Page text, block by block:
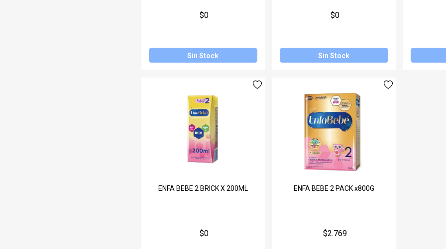
$0
Sin Stock
$0
Sin Stock
ENFA BEBE 2 BRICK X 200ML
$0
ENFA BEBE 2 PACK x800G
$2.769